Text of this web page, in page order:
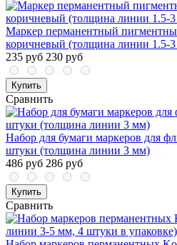
Маркер перманентный
коричневый (толщина линии 1.5-
235 руб 230 руб
Купить
Сравнить
Набор для бумаги маркеров для
штуки (толщина линии 3 мм)
486 руб 286 руб
Купить
Сравнить